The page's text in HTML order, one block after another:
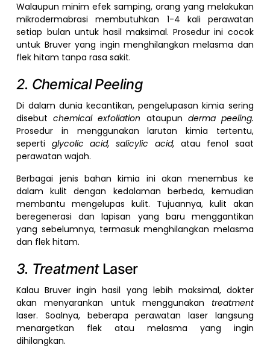
Walaupun minim efek samping, orang yang melakukan
mikrodermabrasi membutuhkan 1-4 kali perawatan
setiap bulan untuk hasil maksimal. Prosedur ini cocok
untuk Bruver yang ingin menghilangkan melasma dan
flek hitam tanpa rasa sakit.
2. Chemical Peeling
Di dalam dunia kecantikan, pengelupasan kimia sering
disebutchemical exfoliation ataupun derma peeling.
Prosedur in menggunakan larutan kimia tertentu,
seperti glycolic acid, salicylic acid, atau fenol saat
perawatan wajah.
Berbagai jenis bahan kimia ini akan menembus ke
dalam kulit dengan kedalaman berbeda, kemudian
membantu mengelupas kulit. Tujuannya, kulit akan
beregenerasi dan lapisan yang baru menggantikan
yang sebelumnya, termasuk menghilangkan melasma
dan flek hitam.
3. Treatment Laser
Kalau Bruver ingin hasil yang lebih maksimal, dokter
akan menyarankan untuk menggunakan treatment
laser. Soalnya, beberapa perawatan laser langsung
menargetkan flek atau melasma yang ingin
dihilangkan.